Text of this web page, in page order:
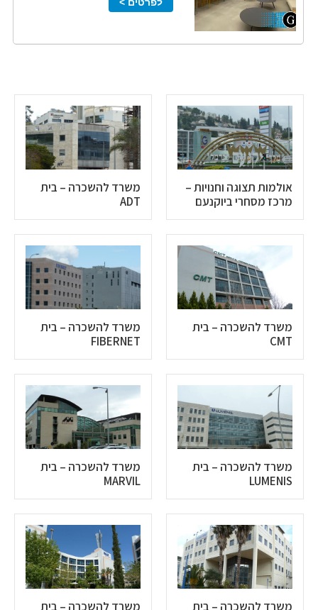
אולמות תצוגה וחנויות –
מרכז מסחרי ביוקנעם
משרד להשכרה – בית
ADT
משרד להשכרה – בית
CMT
משרד להשכרה – בית
FIBERNET
משרד להשכרה – בית
LUMENIS
משרד להשכרה – בית
MARVIL
משרד להשכרה – בית משרד להשכרה – בית